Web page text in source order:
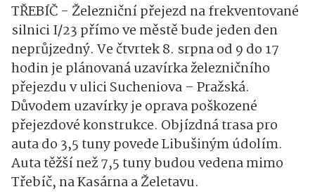
TŘEBÍČ - Železniční přejezd na frekventované
silnici I/23 přímo ve městě bude jeden den
neprůjzedný. Ve čtvrtek 8. srpna od 9 do 17
hodin je plánovaná uzavírka železničního
přejezdu v ulici Sucheniova – Pražská.
Důvodem uzavírky je oprava poškozené
přejezdové konstrukce. Objízdná trasa pro
auta do 3,5 tuny povede Libušiným údolím.
Auta těžší než 7,5 tuny budou vedena mimo
Třebíč, na Kasárna a Želetavu.